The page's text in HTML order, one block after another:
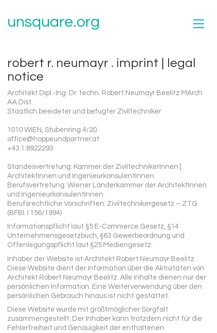
unsquare.org
robert r. neumayr . imprint | legal
notice
Architekt Dipl.-Ing. Dr. techn. Robert Neumayr Beelitz MArch
AA Dist.
Staatlich beeideter und befugter Ziviltechniker
1010 WIEN, Stubenring 4/20
office@hoppeundpartner.at
+43.1.8922293
Standesvertretung: Kammer der ZiviltechnikerInnen |
ArchitektInnen und IngenieurkonsulentInnen.
Berufsvertretung: Wiener Länderkammer der ArchitektInnen
und IngenieurkonsulentInnen.
Berufsrechtliche Vorschriften: Ziviltechnikergesetz – ZTG
(BFBl. I 156/1994)
Informationspflicht laut §5 E-Commerce Gesetz, §14
Unternehmensgesetzbuch, §63 Gewerbeordnung und
Offenlegungspflicht laut §25 Mediengesetz:
Inhaber der Website ist Architekt Robert Neumayr Beelitz.
Diese Website dient der Information über die Aktivitäten von
Architekt Robert Neumayr Beelitz. Alle Inhalte dienen nur der
persönlichen Information. Eine Weiterverwendung über den
persönlichen Gebrauch hinaus ist nicht gestattet.
Diese Website wurde mit größtmöglicher Sorgfalt
zusammengestellt. Der Inhaber kann trotzdem nicht für die
Fehlerfreiheit und Genauigkeit der enthaltenen